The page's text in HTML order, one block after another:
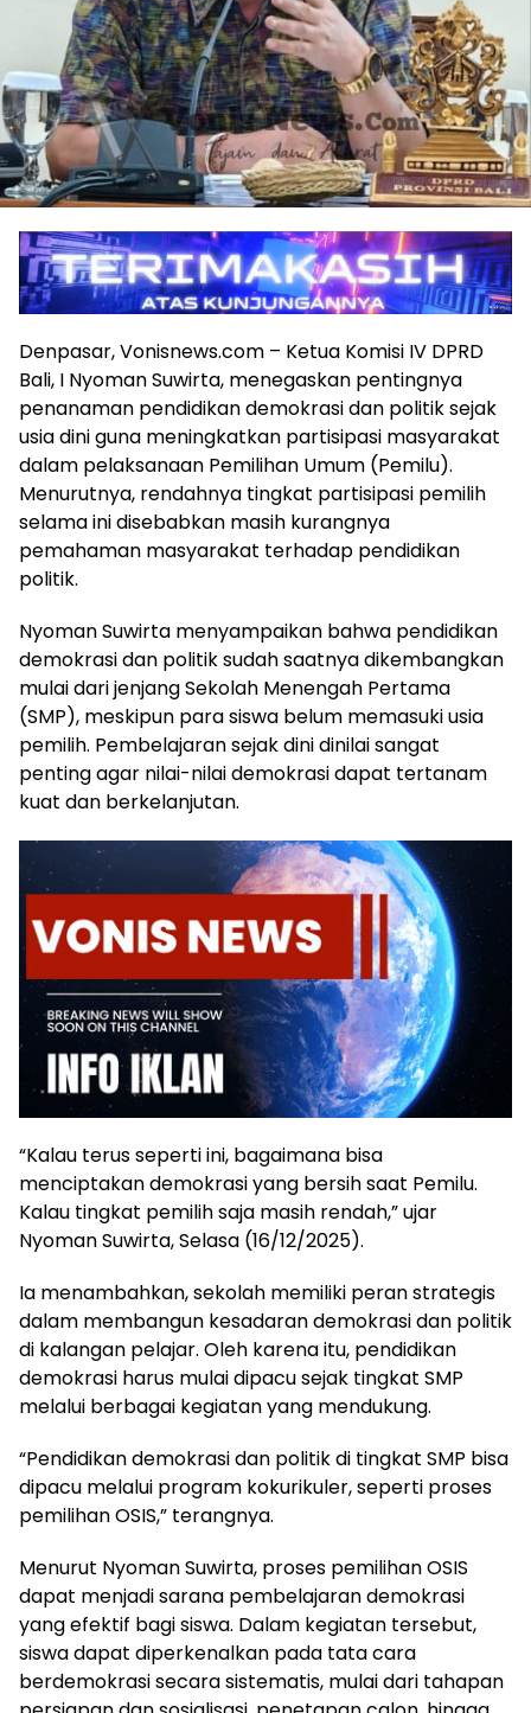
Denpasar, Vonisnews.com – Ketua Komisi IV DPRD
Bali, I Nyoman Suwirta, menegaskan pentingnya
penanaman pendidikan demokrasi dan politik sejak
usia dini guna meningkatkan partisipasi masyarakat
dalam pelaksanaan Pemilihan Umum (Pemilu).
Menurutnya, rendahnya tingkat partisipasi pemilih
selama ini disebabkan masih kurangnya
pemahaman masyarakat terhadap pendidikan
politik.
Nyoman Suwirta menyampaikan bahwa pendidikan
demokrasi dan politik sudah saatnya dikembangkan
mulai dari jenjang Sekolah Menengah Pertama
(SMP), meskipun para siswa belum memasuki usia
pemilih. Pembelajaran sejak dini dinilai sangat
penting agar nilai-nilai demokrasi dapat tertanam
kuat dan berkelanjutan.
“Kalau terus seperti ini, bagaimana bisa
menciptakan demokrasi yang bersih saat Pemilu.
Kalau tingkat pemilih saja masih rendah,” ujar
Nyoman Suwirta, Selasa (16/12/2025).
Ia menambahkan, sekolah memiliki peran strategis
dalam membangun kesadaran demokrasi dan politik
di kalangan pelajar. Oleh karena itu, pendidikan
demokrasi harus mulai dipacu sejak tingkat SMP
melalui berbagai kegiatan yang mendukung.
“Pendidikan demokrasi dan politik di tingkat SMP bisa
dipacu melalui program kokurikuler, seperti proses
pemilihan OSIS,” terangnya.
Menurut Nyoman Suwirta, proses pemilihan OSIS
dapat menjadi sarana pembelajaran demokrasi
yang efektif bagi siswa. Dalam kegiatan tersebut,
siswa dapat diperkenalkan pada tata cara
berdemokrasi secara sistematis, mulai dari tahapan